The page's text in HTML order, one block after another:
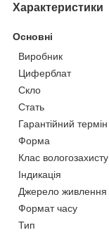
Характеристики
Основні
Виробник
Циферблат
Скло
Стать
Гарантійний термін
Форма
Клас вологозахисту
Індикація
Джерело живлення
Формат часу
Тип